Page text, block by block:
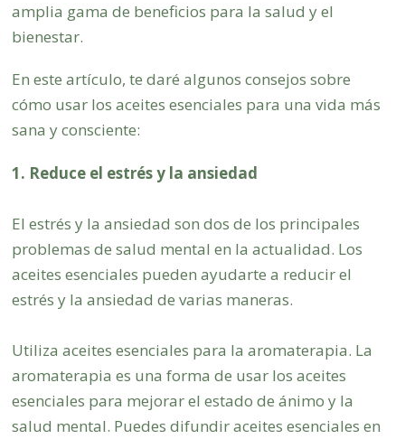
amplia gama de beneficios para la salud y el
bienestar.
En este artículo, te daré algunos consejos sobre
cómo usar los aceites esenciales para una vida más
sana y consciente:
1. Reduce el estrés y la ansiedad
El estrés y la ansiedad son dos de los principales
problemas de salud mental en la actualidad. Los
aceites esenciales pueden ayudarte a reducir el
estrés y la ansiedad de varias maneras.
Utiliza aceites esenciales para la aromaterapia. La
aromaterapia es una forma de usar los aceites
esenciales para mejorar el estado de ánimo y la
salud mental. Puedes difundir aceites esenciales en